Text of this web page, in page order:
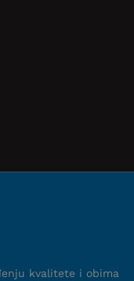
kvalitete i obima